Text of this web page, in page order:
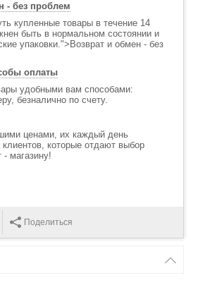
- без проблем
купленные товары в течение 14
быть в нормальном состоянии и
упаковки.">Возврат и обмен - без
оплаты
удобными вам способами:
безналично по счету.
ценами, их каждый день
клиентов, которые отдают выбор
- магазину!
Поделиться